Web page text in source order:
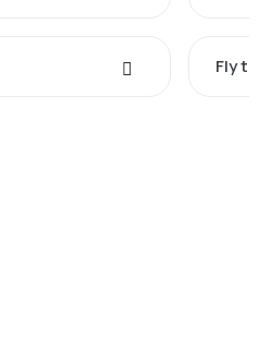
Fly til